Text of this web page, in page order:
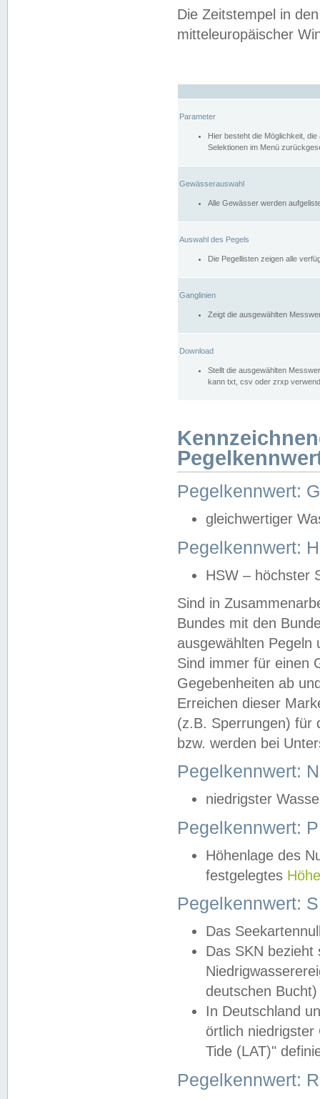
Die Zeitstempel in
mitteleuropäischer
Parameter
Hier besteht die Möglichkeit,
Selektionen im Menü
Gewässerauswahl
Alle Gewässer werden
Auswahl des Pegels
Die Pegellisten zeigen alle
Ganglinien
Zeigt die ausgewählten
Download
Stellt die ausgewählten
kann txt, csv oder zrxp
Pegelkennwert:
gleichwertiger
Pegelkennwert:
HSW – höchster
Sind in
Bundes mit den
ausgewählten
Sind immer für einen
Gegebenheiten ab
Erreichen dieser
(z.B. Sperrungen) für
bzw. werden bei
Pegelkennwert:
niedrigster
Pegelkennwert:
Höhenlage des
festgelegtes
Pegelkennwert:
Das
Das SKN
deutschen
In Deutschland
örtlich
Tide (LAT)"
Pegelkennwert: